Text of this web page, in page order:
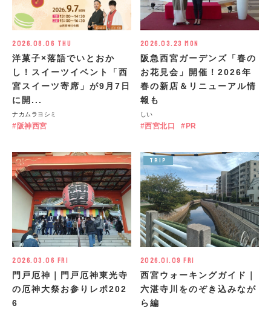
2026.08.06 Thu
洋菓子×落語でいとおか
し！スイーツイベント「西
宮スイーツ寄席」が9月7日
に開...
ナカムラヨシミ
阪神西宮
2026.03.23 Mon
阪急西宮ガーデンズ「春の
お花見会」開催！2026年
春の新店＆リニューアル情
報も
しい
西宮北口 PR
2026.03.06 Fri
門戸厄神｜門戸厄神東光寺
の厄神大祭お参りレポ202
6
TRIP
2026.01.09 Fri
西宮ウォーキングガイド｜
六湛寺川をのぞき込みなが
ら編